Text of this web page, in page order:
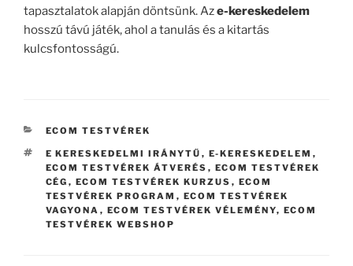
tapasztalatok alapján döntsünk. Aze-kereskedelem
hosszú távú játék, ahol a tanulás és a kitartás
kulcsfontosságú.
KATEGÓRIÁK
ECOM TESTVÉREK
CÍMKÉK
E KERESKEDELMI IRÁNYTŰ , E-KERESKEDELEM ,
ECOM TESTVÉREK ÁTVERÉS , ECOM TESTVÉREK
CÉG , ECOM TESTVÉREK KURZUS , ECOM
TESTVÉREK PROGRAM , ECOM TESTVÉREK
VAGYONA , ECOM TESTVÉREK VÉLEMÉNY, ECOM
TESTVÉREK WEBSHOP